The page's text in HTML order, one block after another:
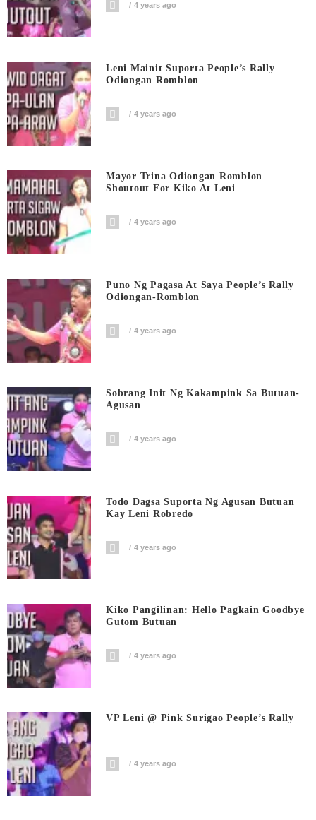
4 years ago
Leni Mainit Suporta People’s Rally
Odiongan Romblon
4 years ago
Mayor Trina Odiongan Romblon
Shoutout For Kiko At Leni
4 years ago
Puno Ng Pagasa At Saya People’s Rally
Odiongan-Romblon
4 years ago
Sobrang Init Ng Kakampink Sa Butuan-
Agusan
4 years ago
Todo Dagsa Suporta Ng Agusan Butuan
Kay Leni Robredo
4 years ago
Kiko Pangilinan: Hello Pagkain Goodbye
Gutom Butuan
4 years ago
VP Leni @ Pink Surigao People’s Rally
4 years ago